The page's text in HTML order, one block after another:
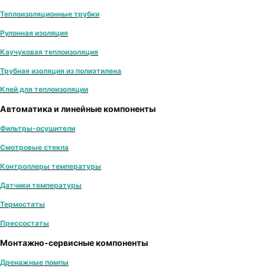
Теплоизоляционные трубки
Рулонная изоляция
Каучуковая теплоизоляция
Трубная изоляция из полиэтилена
Клей для теплоизоляции
Автоматика и линейные компоненты
Фильтры-осушители
Смотровые стекла
Контроллеры температуры
Датчики температуры
Термостаты
Прессостаты
Монтажно‑сервисные компоненты
Дренажные помпы